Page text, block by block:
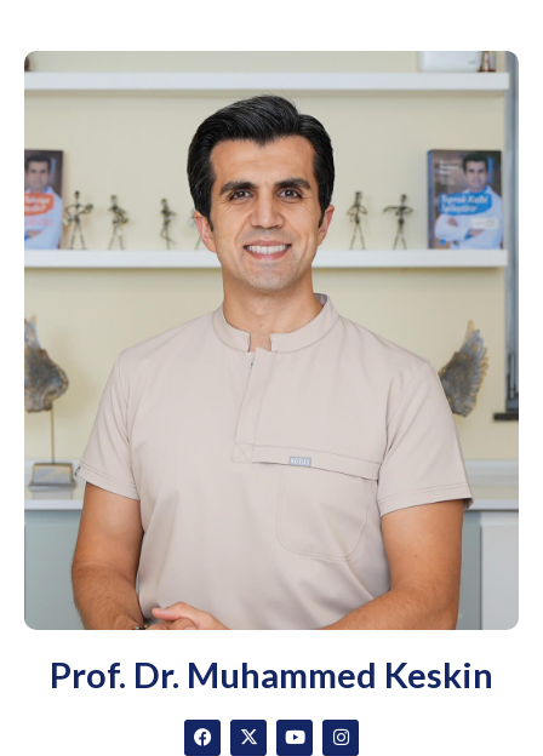
Prof. Dr. Muhammed Keskin